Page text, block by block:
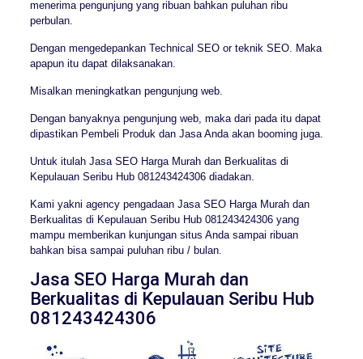
menerima pengunjung yang ribuan bahkan puluhan ribu
perbulan.
Dengan mengedepankan Technical SEO or teknik SEO. Maka
apapun itu dapat dilaksanakan.
Misalkan meningkatkan pengunjung web.
Dengan banyaknya pengunjung web, maka dari pada itu dapat
dipastikan Pembeli Produk dan Jasa Anda akan booming juga.
Untuk itulah Jasa SEO Harga Murah dan Berkualitas di
Kepulauan Seribu Hub 081243424306 diadakan.
Kami yakni agency pengadaan Jasa SEO Harga Murah dan
Berkualitas di Kepulauan Seribu Hub 081243424306 yang
mampu memberikan kunjungan situs Anda sampai ribuan
bahkan bisa sampai puluhan ribu / bulan.
Jasa SEO Harga Murah dan
Berkualitas di Kepulauan Seribu Hub
081243424306